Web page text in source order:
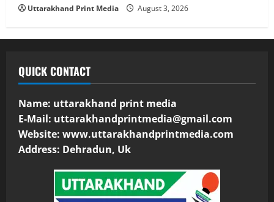
Uttarakhand Print Media August 3, 2026
QUICK CONTACT
Name: uttarakhand print media
E-Mail: uttarakhandprintmedia@gmail.com
Website: www.uttarakhandprintmedia.com
Address: Dehradun, Uk